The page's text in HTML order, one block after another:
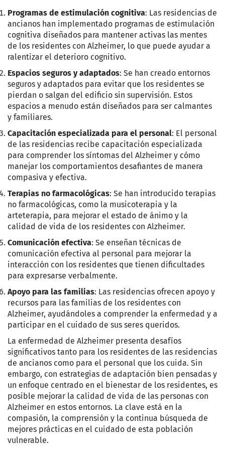
Programas de estimulación cognitiva: Las residencias de
ancianos han implementado programas de estimulación
cognitiva diseñados para mantener activas las mentes
de los residentes con Alzheimer, lo que puede ayudar a
ralentizar el deterioro cognitivo.
Espacios seguros y adaptados: Se han creado entornos
seguros y adaptados para evitar que los residentes se
pierdan o salgan del edificio sin supervisión. Estos
espacios a menudo están diseñados para ser calmantes
y familiares.
Capacitación especializada para el personal: El personal
de las residencias recibe capacitación especializada
para comprender los síntomas del Alzheimer y cómo
manejar los comportamientos desafiantes de manera
compasiva y efectiva.
Terapias no farmacológicas: Se han introducido terapias
no farmacológicas, como la musicoterapia y la
arteterapia, para mejorar el estado de ánimo y la
calidad de vida de los residentes con Alzheimer.
Comunicación efectiva: Se enseñan técnicas de
comunicación efectiva al personal para mejorar la
interacción con los residentes que tienen dificultades
para expresarse verbalmente.
Apoyo para las familias: Las residencias ofrecen apoyo y
recursos para las familias de los residentes con
Alzheimer, ayudándoles a comprender la enfermedad y a
participar en el cuidado de sus seres queridos.
La enfermedad de Alzheimer presenta desafíos
significativos tanto para los residentes de las residencias
de ancianos como para el personal que los cuida. Sin
embargo, con estrategias de adaptación bien pensadas y
un enfoque centrado en el bienestar de los residentes, es
posible mejorar la calidad de vida de las personas con
Alzheimer en estos entornos. La clave está en la
compasión, la comprensión y la continua búsqueda de
mejores prácticas en el cuidado de esta población
vulnerable.